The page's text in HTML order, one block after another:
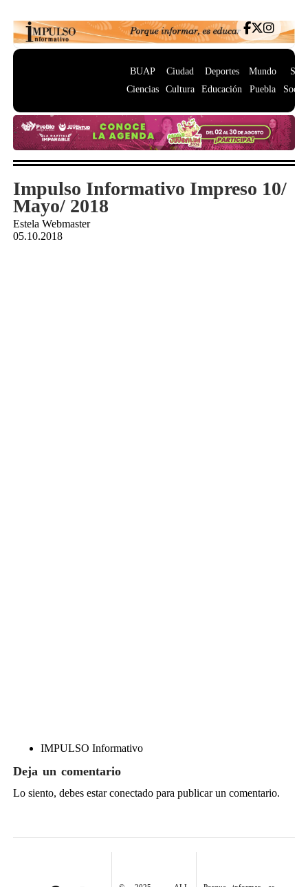
BUAP
Ciencias
Ciudad
Cultura
Deportes
Educación
Mundo
Puebla
Impulso Informativo Impreso 10/
Mayo/ 2018
Estela Webmaster
05.10.2018
IMPULSO Informativo
Deja un comentario
Lo siento, debes estarconectadopara publicar un comentario.